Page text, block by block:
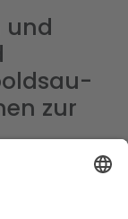
und
zur
Familie
wir alle